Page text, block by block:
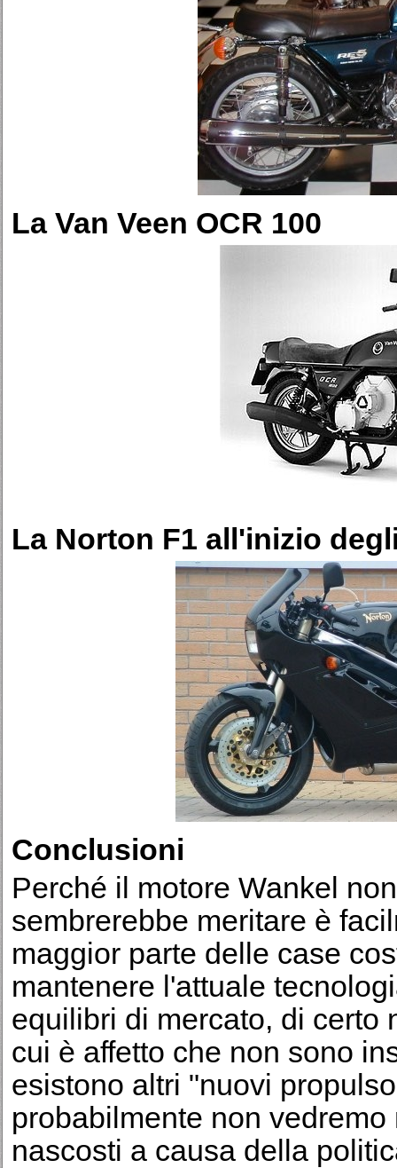
La Van Veen OCR 100
La Norton F1 all'inizio
Conclusioni
Perché il motore Wankel
sembrerebbe meritare è
maggior parte delle case
mantenere l'attuale
equilibri di mercato, di certo
cui è affetto che non sono
esistono altri "nuovi
probabilmente non
nascosti a causa della